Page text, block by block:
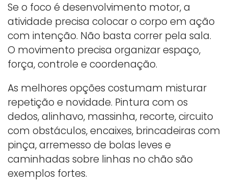
Se o foco é desenvolvimento motor, a
atividade precisa colocar o corpo em ação
com intenção. Não basta correr pela sala.
O movimento precisa organizar espaço,
força, controle e coordenação.
As melhores opções costumam misturar
repetição e novidade. Pintura com os
dedos, alinhavo, massinha, recorte, circuito
com obstáculos, encaixes, brincadeiras com
pinça, arremesso de bolas leves e
caminhadas sobre linhas no chão são
exemplos fortes.